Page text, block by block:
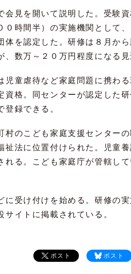
会見を開いて説明した。受験
時間半）の実施機関として、
を認定した。研修は８月から
数万～２０万円程度になる見
児童虐待など家庭問題に携わ
資格。同センターが認定した
登録できる。
村のこども家庭支援センター
祉法に位置付けられた。児童
れる。こども家庭庁が管轄し
に受け付けを始める。研修の
イトに掲載されている。
ポスト
ポスト